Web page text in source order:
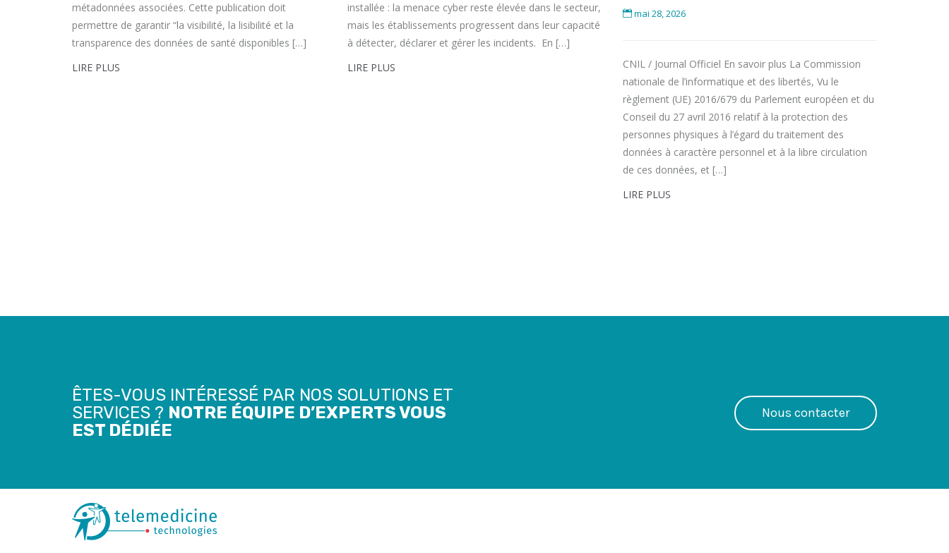
métadonnées associées. Cette publication doit
permettre de garantir “la visibilité, la lisibilité et la
transparence des données de santé disponibles […]
LIRE PLUS
installée : la menace cyber reste élevée dans le secteur,
mais les établissements progressent dans leur capacité
à détecter, déclarer et gérer les incidents. En […]
LIRE PLUS
mai 28, 2026
CNIL / Journal Officiel En savoir plus La Commission
nationale de l’informatique et des libertés, Vu le
règlement (UE) 2016/679 du Parlement européen et du
Conseil du 27 avril 2016 relatif à la protection des
personnes physiques à l’égard du traitement des
données à caractère personnel et à la libre circulation
de ces données, et […]
LIRE PLUS
ÊTES-VOUS INTÉRESSÉ PAR NOS SOLUTIONS ET
SERVICES ? NOTRE ÉQUIPE D’EXPERTS VOUS
EST DÉDIÉE
Nous contacter